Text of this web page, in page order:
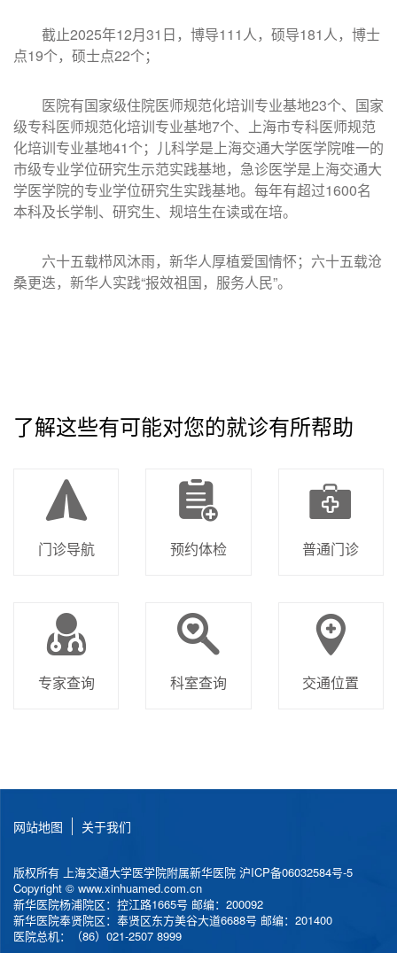
截止2025年12月31日，博导111人，硕导181人，博士
点19个，硕士点22个；
医院有国家级住院医师规范化培训专业基地23个、国家
级专科医师规范化培训专业基地7个、上海市专科医师规范
化培训专业基地41个；儿科学是上海交通大学医学院唯一的
市级专业学位研究生示范实践基地，急诊医学是上海交通大
学医学院的专业学位研究生实践基地。每年有超过1600名
本科及长学制、研究生、规培生在读或在培。
六十五载栉风沐雨，新华人厚植爱国情怀；六十五载沧
桑更迭，新华人实践“报效祖国，服务人民”。
了解这些有可能对您的就诊有所帮助
门诊导航 预约体检 普通门诊
专家查询 科室查询 交通位置
网站地图 关于我们
版权所有 上海交通大学医学院附属新华医院 沪ICP备06032584号-5
Copyright © www.xinhuamed.com.cn
新华医院杨浦院区：控江路1665号 邮编：200092
新华医院奉贤院区：奉贤区东方美谷大道6688号 邮编：201400
医院总机：（86）021-2507 8999